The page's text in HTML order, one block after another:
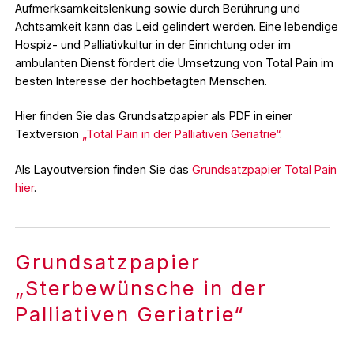
Aufmerksamkeitslenkung sowie durch Berührung und
Achtsamkeit kann das Leid gelindert werden. Eine lebendige
Hospiz- und Palliativkultur in der Einrichtung oder im
ambulanten Dienst fördert die Umsetzung von Total Pain im
besten Interesse der hochbetagten Menschen.
Hier finden Sie das Grundsatzpapier als PDF in einer
Textversion
„Total Pain in der Palliativen Geriatrie“.
Als Layoutversion finden Sie das Grundsatzpapier Total Pain
hier.
Grundsatzpapier
„Sterbewünsche in der
Palliativen Geriatrie“